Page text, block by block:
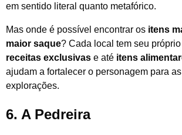
em sentido literal quanto metafórico.
Mas onde é possível encontrar os itens
maior saque? Cada local tem seu
receitas exclusivas e até itens
ajudam a fortalecer o personagem para
explorações.
6. A Pedreira